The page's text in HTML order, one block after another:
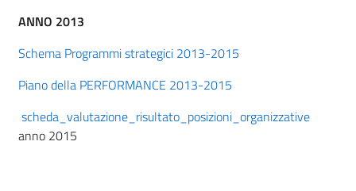
ANNO 2013
Schema Programmi strategici 2013-2015
Piano della PERFORMANCE 2013-2015
scheda_valutazione_risultato_posizioni_organizzative
anno 2015